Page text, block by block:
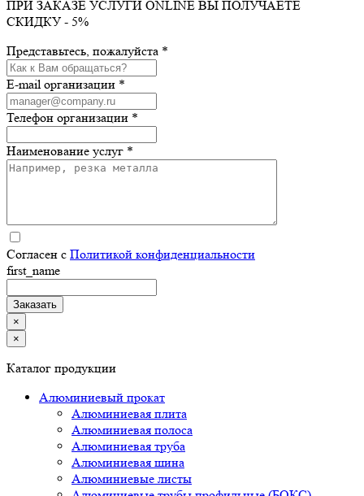
ПРИ ЗАКАЗЕ УСЛУГИ ONLINE ВЫ ПОЛУЧАЕТЕ
СКИДКУ - 5%
Представьтесь, пожалуйста *
E-mail организации *
Телефон организации *
Наименование услуг *
Согласен с Политикой конфиденциальности
first_name
×
×
Каталог продукции
Алюминиевый прокат
Алюминиевая плита
Алюминиевая полоса
Алюминиевая труба
Алюминиевая шина
Алюминиевые листы